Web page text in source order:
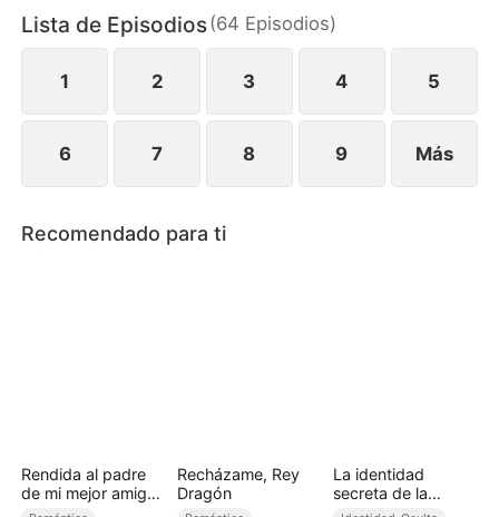
Lista de Episodios(64 Episodios)
1 2 3 4 5
6 7 8 9 Más
Recomendado para ti
Rendida al padre
de mi mejor amiga
(Doblado)
Recházame, Rey
Dragón
La identidad
secreta de la
omega rechazada